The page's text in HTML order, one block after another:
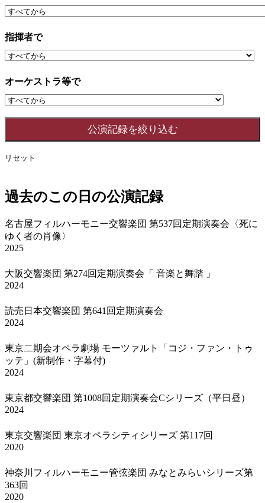
指揮者で
オーケストラ等で
リセット
過去のこの日の公演記録
名古屋フィルハーモニー交響楽団 第537回定期演奏会〈死に
ゆく者の肖像〉
2025
大阪交響楽団 第274回定期演奏会「 音楽と舞踏 」
2024
読売日本交響楽団 第641回定期演奏会
2024
東京二期会オペラ劇場 モーツァルト「コジ・ファン・トゥ
ッテ」(新制作・字幕付)
2024
東京都交響楽団 第1008回定期演奏会Cシリーズ（平日昼）
2024
東京交響楽団 東京オペラシティシリーズ 第117回
2020
神奈川フィルハーモニー管弦楽団 みなとみらいシリーズ第
363回
2020